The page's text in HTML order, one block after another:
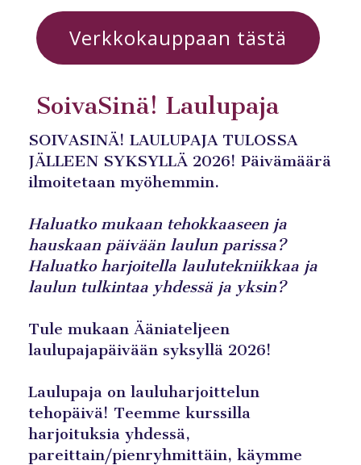
Verkkokauppaan tästä
SoivaSinä! Laulupaja
SOIVASINÄ! LAULUPAJA TULOSSA
JÄLLEEN SYKSYLLÄ 2026! Päivämäärä
ilmoitetaan myöhemmin.
Haluatko mukaan tehokkaaseen ja
hauskaan päivään laulun parissa?
Haluatko harjoitella laulutekniikkaa ja
laulun tulkintaa yhdessä ja yksin?
Tule mukaan Ääniateljeen
laulupajapäivään syksyllä 2026!
Laulupaja on lauluharjoittelun
tehopäivä! Teemme kurssilla
harjoituksia yhdessä,
pareittain/pienryhmittäin, käymme